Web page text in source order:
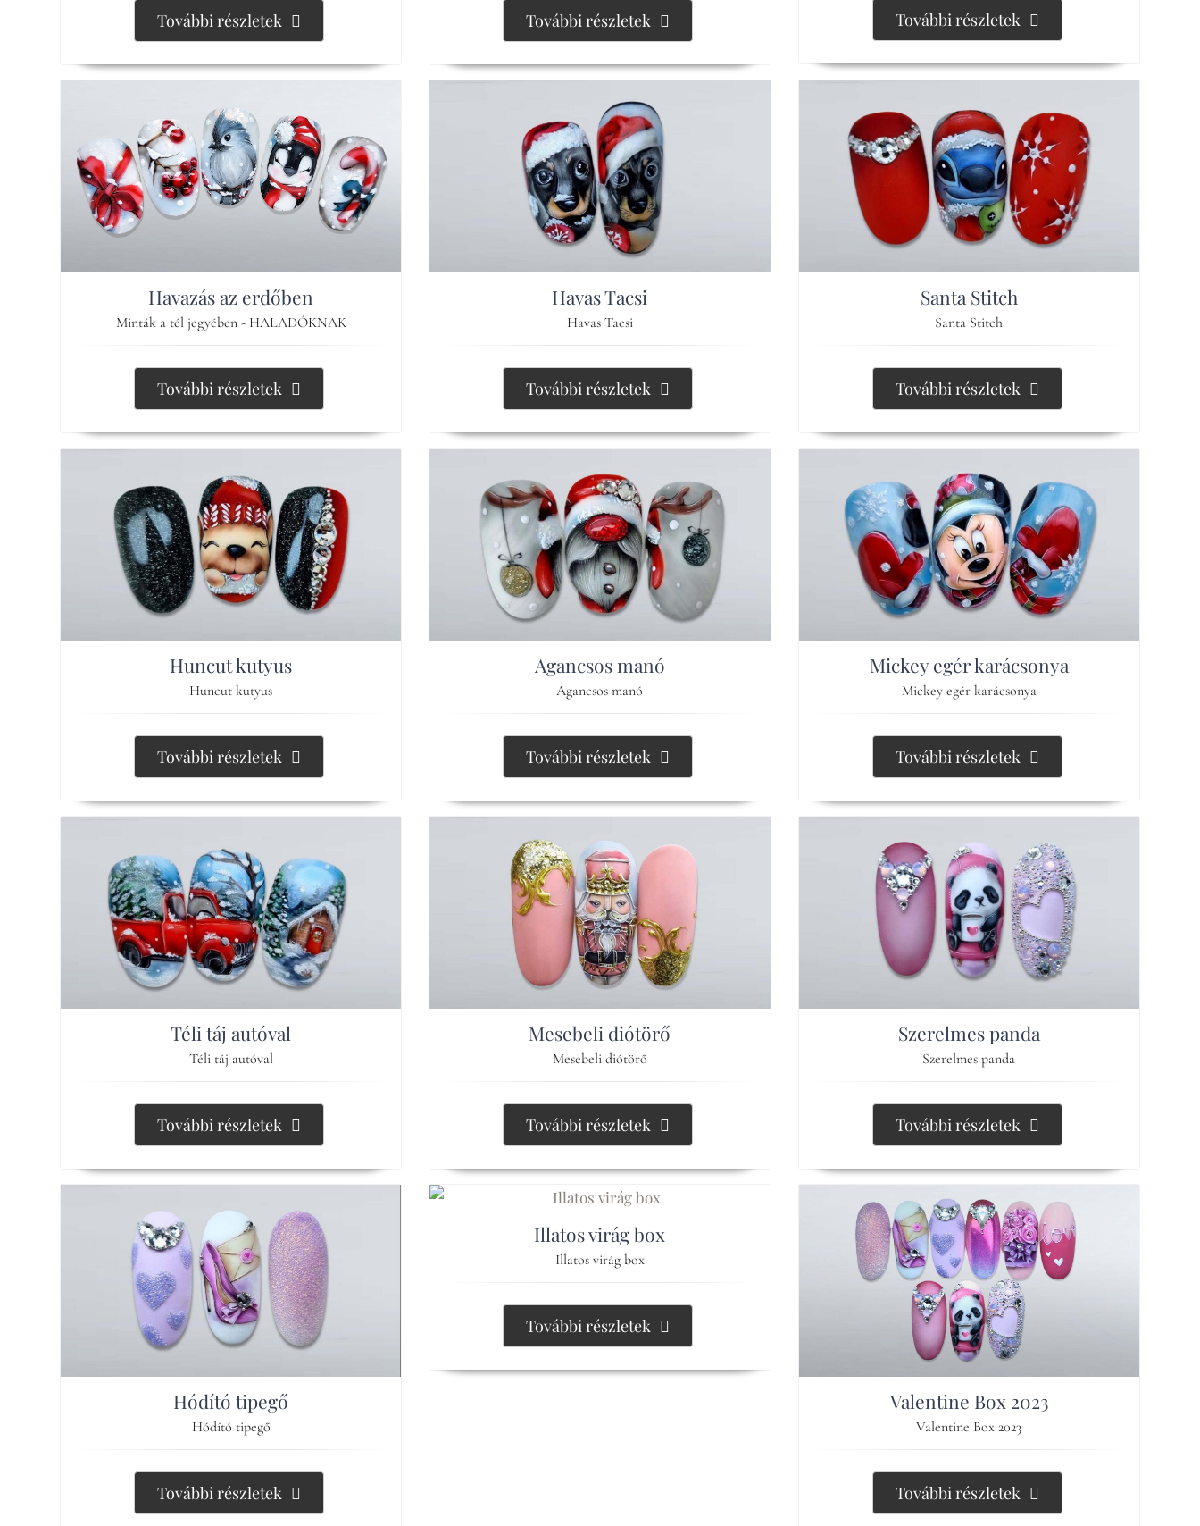
További részletek További részletek További részletek
Havazás az erdőben
Minták a tél jegyében - HALADÓKNAK
További részletek
Havas Tacsi
Havas Tacsi
További részletek
Santa Stitch
Santa Stitch
További részletek
Huncut kutyus
Huncut kutyus
További részletek
Agancsos manó
Agancsos manó
További részletek
Mickey egér karácsonya
Mickey egér karácsonya
További részletek
Téli táj autóval
Téli táj autóval
További részletek
Mesebeli diótörő
Mesebeli diótörő
További részletek
Szerelmes panda
Szerelmes panda
További részletek
Hódító tipegő
Hódító tipegő
További részletek
Illatos virág box
Illatos virág box
További részletek
Valentine Box 2023
Valentine Box 2023
További részletek